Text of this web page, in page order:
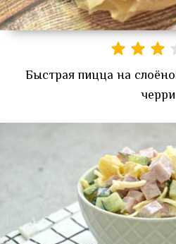
Быстрая пицца на
черри